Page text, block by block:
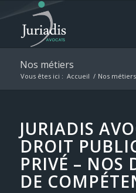
Nos métiers
Vous êtes ici : Accueil / Nos métiers
JURIADIS
DROIT
PRIVÉ – NOS
DE